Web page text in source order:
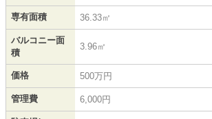
専有面積 36.33㎡
バルコニー面
積
3.96㎡
価格 500万円
管理費 6,000円